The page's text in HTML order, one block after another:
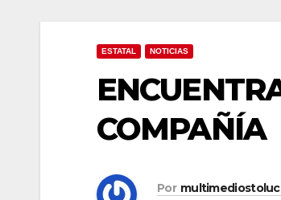
ESTATAL NOTICIAS
COMPAÑÍA
Por